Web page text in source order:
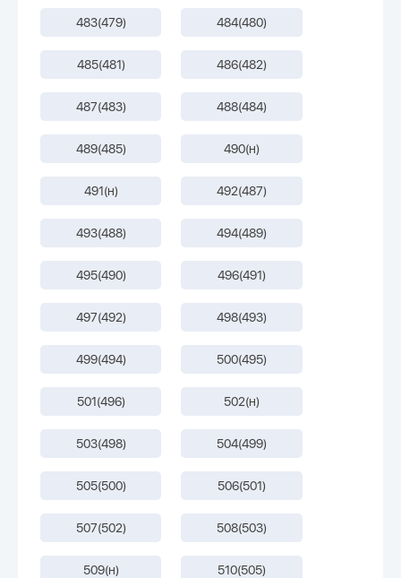
483(479) 484(480)
485(481) 486(482)
487(483) 488(484)
489(485) 490(н)
491(н) 492(487)
493(488) 494(489)
495(490) 496(491)
497(492) 498(493)
499(494) 500(495)
501(496) 502(н)
503(498) 504(499)
505(500) 506(501)
507(502) 508(503)
509(н) 510(505)